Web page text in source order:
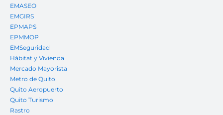
EMASEO
EMGIRS
EPMAPS
EPMMOP
EMSeguridad
Hábitat y Vivienda
Mercado Mayorista
Metro de Quito
Quito Aeropuerto
Quito Turismo
Rastro